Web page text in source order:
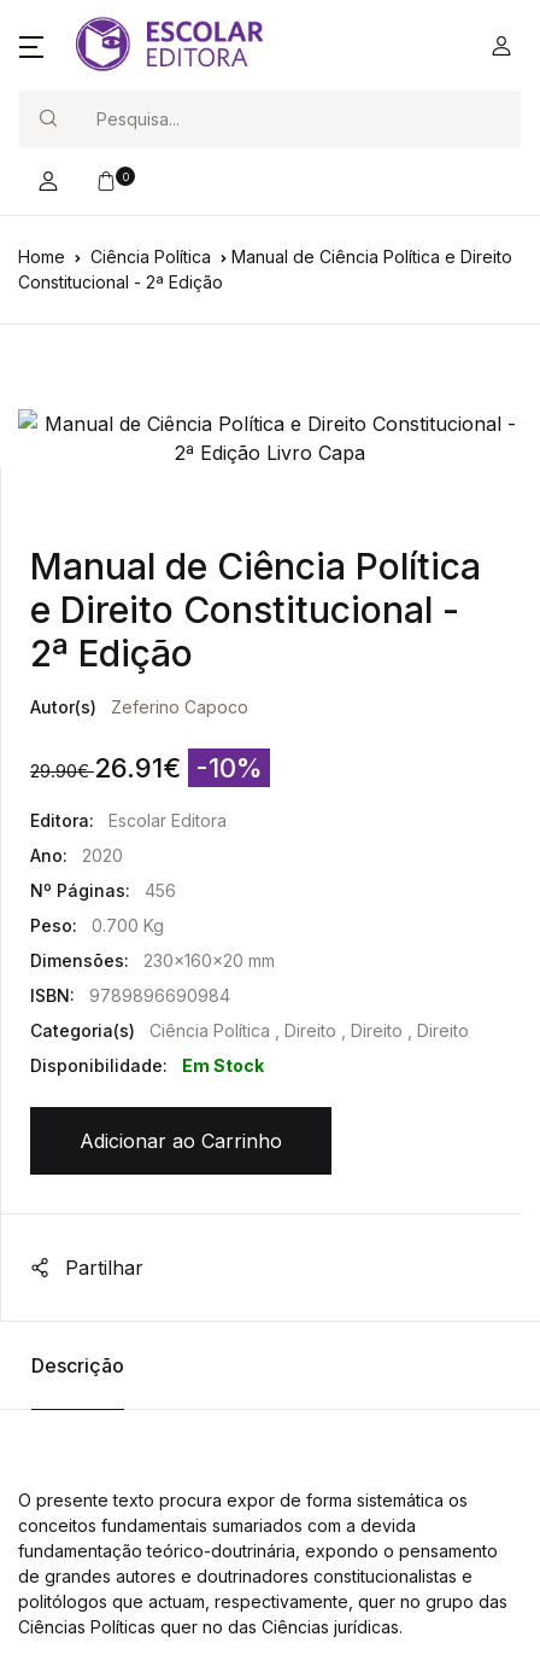
0
Home Ciência Política
Manual de Ciência Política e Direito
Constitucional - 2ª Edição
Manual de Ciência Política
e Direito Constitucional -
2ª Edição
Autor(s) Zeferino Capoco
29.90€ 26.91€ -10%
Editora:
Escolar Editora
Ano:
2020
Nº Páginas:
456
Peso:
0.700 Kg
Dimensões:
230x160x20 mm
ISBN:
9789896690984
Categoria(s)
Ciência Política , Direito , Direito , Direito
Disponibilidade:
Em Stock
Adicionar ao Carrinho
Partilhar
Descrição
O presente texto procura expor de forma sistemática os
conceitos fundamentais sumariados com a devida
fundamentação teórico-doutrinária, expondo o pensamento
de grandes autores e doutrinadores constitucionalistas e
politólogos que actuam, respectivamente, quer no grupo das
Ciências Políticas quer no das Ciências jurídicas.